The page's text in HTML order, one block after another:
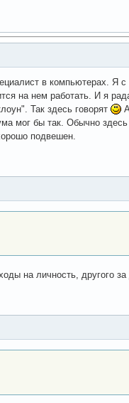
в компьютерах. Я
на нем работать. И я
Так здесь говорят
мог бы так. Обычно
подвешен.
на личность, другого